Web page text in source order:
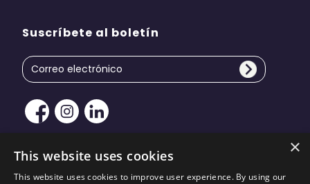
Suscríbete al boletín
×
This website uses cookies
This website uses cookies to improve user experience. By using our